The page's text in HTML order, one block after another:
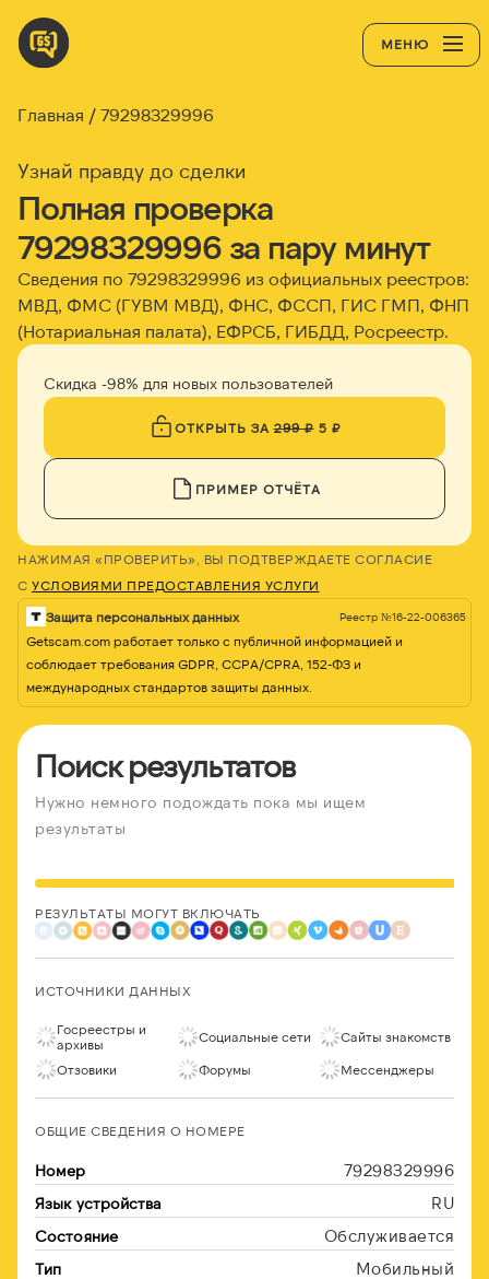
МЕНЮ
Главная 79298329996
Узнай правду до сделки
Полная проверка
79298329996 за пару минут
Сведения по 79298329996 из официальных реестров:
МВД, ФМС (ГУВМ МВД), ФНС, ФССП, ГИС ГМП, ФНП
(Нотариальная палата), ЕФРСБ, ГИБДД, Росреестр.
Скидка -98% для новых пользователей
ОТКРЫТЬ ЗА299 ₽5 ₽
ПРИМЕР ОТЧЁТА
НАЖИМАЯ «ПРОВЕРИТЬ», ВЫ ПОДТВЕРЖДАЕТЕ СОГЛАСИЕ
С УСЛОВИЯМИ ПРЕДОСТАВЛЕНИЯ УСЛУГИ
Защита персональных данных Реестр №16-22-006365
Getscam.com работает только с публичной информацией и
соблюдает требования GDPR, CCPA/CPRA, 152-ФЗ и
международных стандартов защиты данных.
Поиск результатов
Нужно немного подождать пока мы ищем
результаты
РЕЗУЛЬТАТЫ МОГУТ ВКЛЮЧАТЬ
ИСТОЧНИКИ ДАННЫХ
Госреестры и
архивы
Социальные сети Сайты знакомств
Отзовики Форумы Мессенджеры
ОБЩИЕ СВЕДЕНИЯ О НОМЕРЕ
Номер 79298329996
Язык устройства RU
Состояние Обслуживается
Тип Мобильный